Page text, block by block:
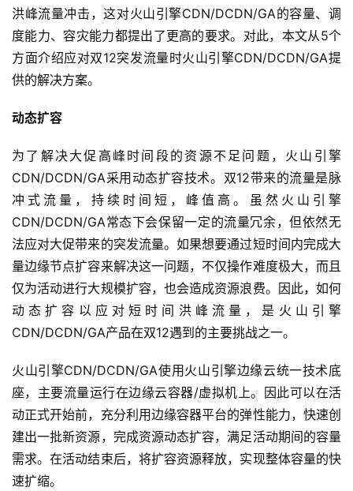
洪峰流量冲击，这对火山引擎CDN/DCDN/GA的容量、调
度能力、容灾能力都提出了更高的要求。对此，本文从5个
方面介绍应对双12突发流量时火山引擎CDN/DCDN/GA提
供的解决方案。
动态扩容
为了解决大促高峰时间段的资源不足问题，火山引擎
CDN/DCDN/GA采用动态扩容技术。双12带来的流量是脉
冲式流量，持续时间短，峰值高。虽然火山引擎
CDN/DCDN/GA常态下会保留一定的流量冗余，但依然无
法应对大促带来的突发流量。如果想要通过短时间内完成大
量边缘节点扩容来解决这一问题，不仅操作难度极大，而且
仅为活动进行大规模扩容，也会造成资源浪费。因此，如何
动态扩容以应对短时间洪峰流量，是火山引擎
CDN/DCDN/GA产品在双12遇到的主要挑战之一。
火山引擎CDN/DCDN/GA使用火山引擎边缘云统一技术底
座，主要流量运行在边缘云容器/虚拟机上。因此可以在活
动正式开始前，充分利用边缘容器平台的弹性能力，快速创
建出一批新资源，完成资源动态扩容，满足活动期间的容量
需求。在活动结束后，将扩容资源释放，实现整体容量的快
速扩缩。